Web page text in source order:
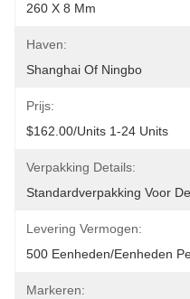
260 X 8 Mm
Haven:
Shanghai Of Ningbo
Prijs:
$162.00/units 1-24 Units
Verpakking Details:
Standardverpakking Voor
Levering Vermogen:
500 Eenheden/eenheden
Markeren: